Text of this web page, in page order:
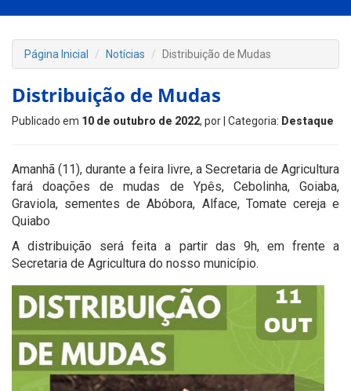
Página Inicial Notícias Distribuição de Mudas
Distribuição de Mudas
Publicado em 10 de outubro de 2022, por | Categoria: Destaque
Amanhã (11), durante a feira livre, a Secretaria de Agricultura
fará doações de mudas de Ypês, Cebolinha, Goiaba,
Graviola, sementes de Abóbora, Alface, Tomate cereja e
Quiabo
A distribuição será feita a partir das 9h, em frente a
Secretaria de Agricultura do nosso município.